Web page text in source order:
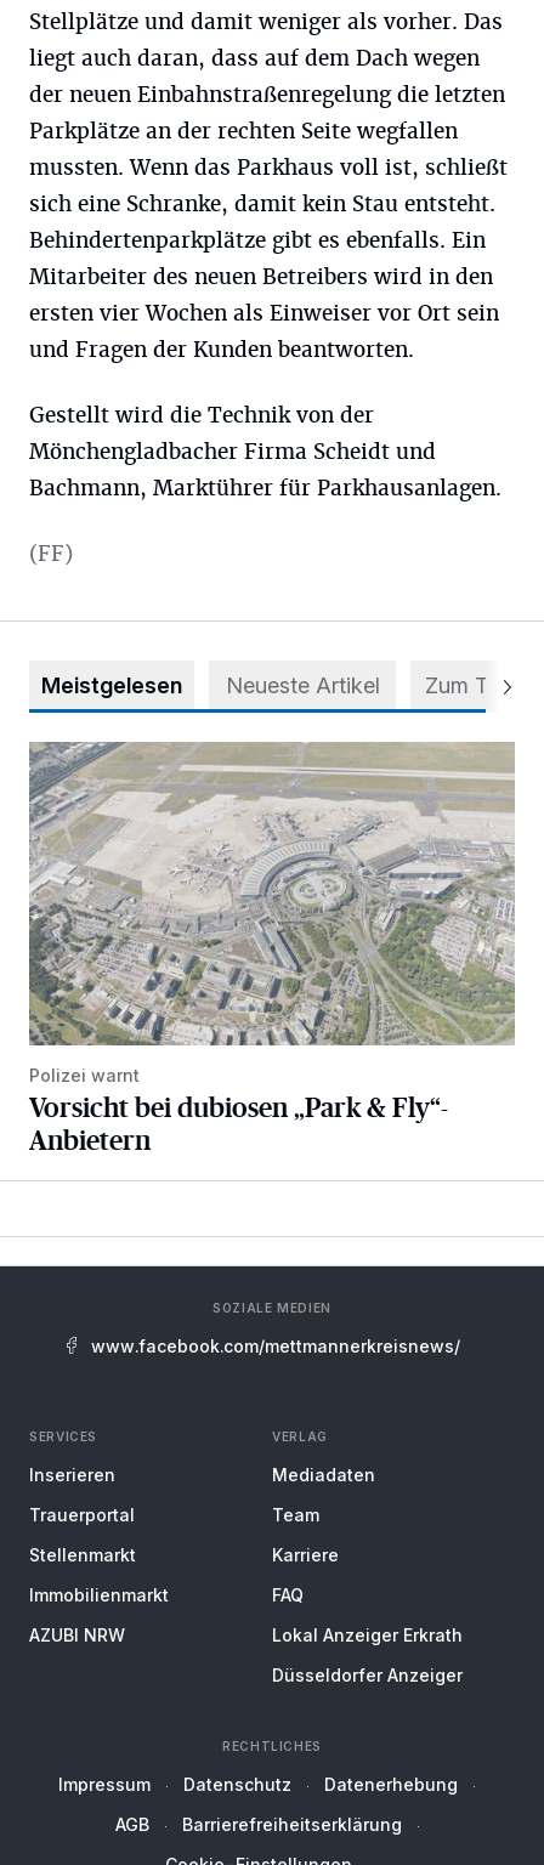
Stellplätze und damit weniger als vorher. Das
liegt auch daran, dass auf dem Dach wegen
der neuen Einbahnstraßenregelung die letzten
Parkplätze an der rechten Seite wegfallen
mussten. Wenn das Parkhaus voll ist, schließt
sich eine Schranke, damit kein Stau entsteht.
Behindertenparkplätze gibt es ebenfalls. Ein
Mitarbeiter des neuen Betreibers wird in den
ersten vier Wochen als Einweiser vor Ort sein
und Fragen der Kunden beantworten.
Gestellt wird die Technik von der
Mönchengladbacher Firma Scheidt und
Bachmann, Marktührer für Parkhausanlagen.
(FF)
Meistgelesen Neueste Artikel Zum Thema
Vorsicht bei dubiosen „Park & Fly“-Anbietern
Polizei warnt
Vorsicht bei dubiosen „Park & Fly“-
Anbietern
SOZIALE MEDIEN
www.facebook.com/mettmannerkreisnews/
SERVICES
Inserieren
Trauerportal
Stellenmarkt
Immobilienmarkt
AZUBI NRW
VERLAG
Mediadaten
Team
Karriere
FAQ
Lokal Anzeiger Erkrath
Düsseldorfer Anzeiger
RECHTLICHES
Impressum Datenschutz
Datenerhebung
AGB
Barrierefreiheitserklärung